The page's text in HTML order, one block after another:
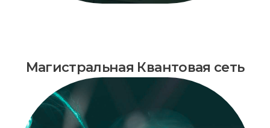
Магистральная Квантовая сеть